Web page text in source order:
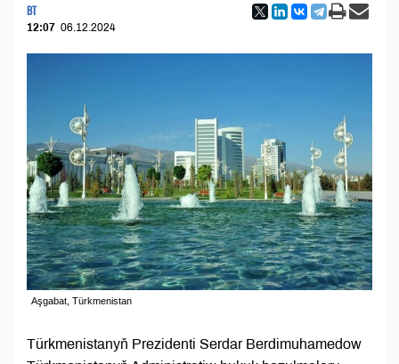
BT
12:07 06.12.2024
Aşgabat, Türkmenistan
Türkmenistanyň Prezidenti Serdar Berdimuhamedow